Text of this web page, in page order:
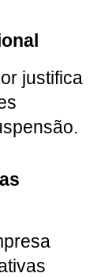
justifica